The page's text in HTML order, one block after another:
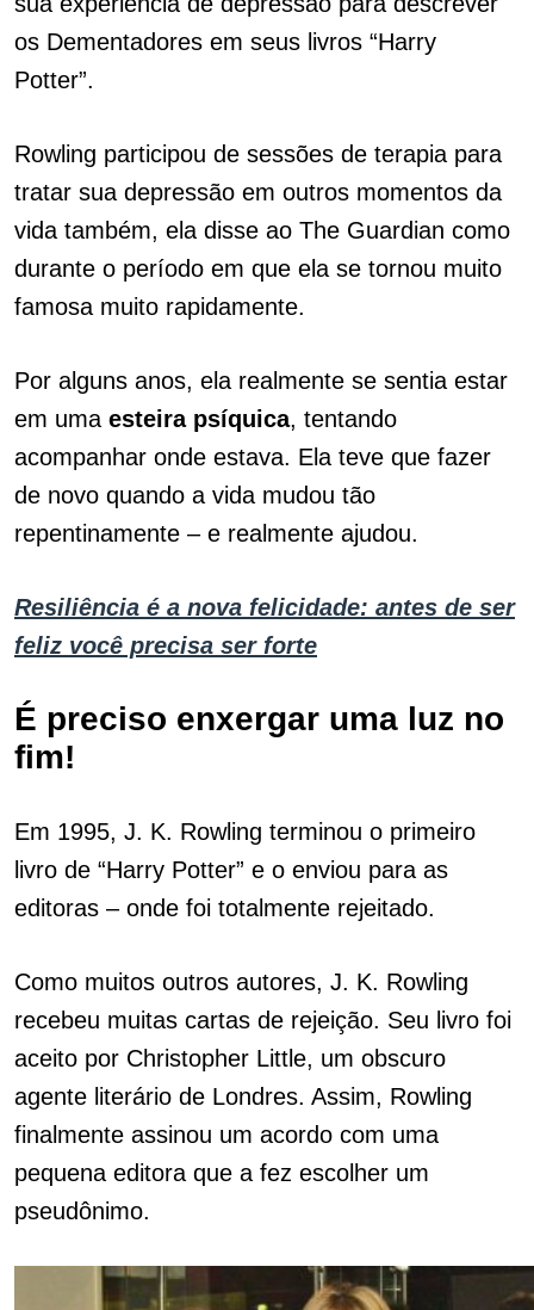
os Dementadores em seus livros “Harry
Potter”.
Rowling participou de sessões de terapia para
tratar sua depressão em outros momentos da
vida também, ela disse ao The Guardian como
durante o período em que ela se tornou muito
famosa muito rapidamente.
Por alguns anos, ela realmente se sentia estar
em uma esteira psíquica, tentando
acompanhar onde estava. Ela teve que fazer
de novo quando a vida mudou tão
repentinamente – e realmente ajudou.
Resiliência é a nova felicidade: antes de ser
feliz você precisa ser forte
É preciso enxergar uma luz no
fim!
Em 1995, J. K. Rowling terminou o primeiro
livro de “Harry Potter” e o enviou para as
editoras – onde foi totalmente rejeitado.
Como muitos outros autores, J. K. Rowling
recebeu muitas cartas de rejeição. Seu livro foi
aceito por Christopher Little, um obscuro
agente literário de Londres. Assim, Rowling
finalmente assinou um acordo com uma
pequena editora que a fez escolher um
pseudônimo.